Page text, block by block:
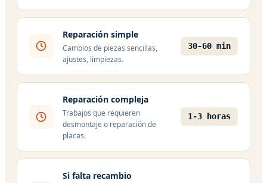
Reparación simple
Cambios de piezas sencillas,
ajustes, limpiezas.
30-60 min
Reparación compleja
Trabajos que requieren
desmontaje o reparación de
placas.
1-3 horas
Si falta recambio